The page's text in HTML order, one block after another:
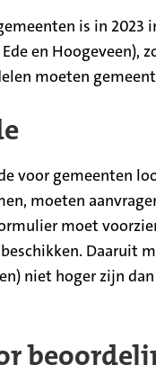
is in 2023
en Hoogeveen),
moeten
voor gemeenten
moeten
moet
Daaruit
niet hoger zijn